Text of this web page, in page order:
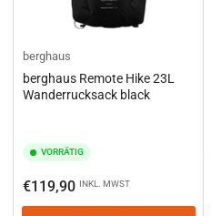
berghaus
berghaus Remote Hike 23L
Wanderrucksack black
VORRÄTIG
Normaler
Preis
€119,90 INKL. MWST